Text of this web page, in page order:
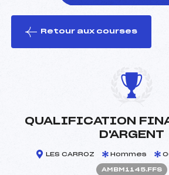
le ski
Retour aux courses
QUALIFICATION
D'ARGENT
LES CARROZ Hommes
AMBM1145.FFS